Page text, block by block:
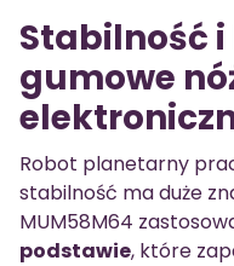
Stabilność
gumowe
Robot planetarny
stabilność ma duże
MUM58M64
podstawie, które